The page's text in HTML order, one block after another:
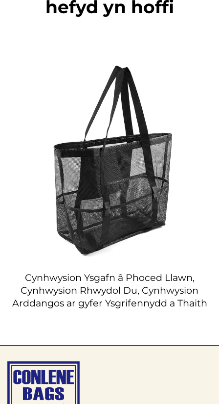
hefyd yn hoffi
Cynhwysion Ysgafn â Phoced Llawn,
Cynhwysion Rhwydol Du, Cynhwysion
Arddangos ar gyfer Ysgrifennydd a Thaith